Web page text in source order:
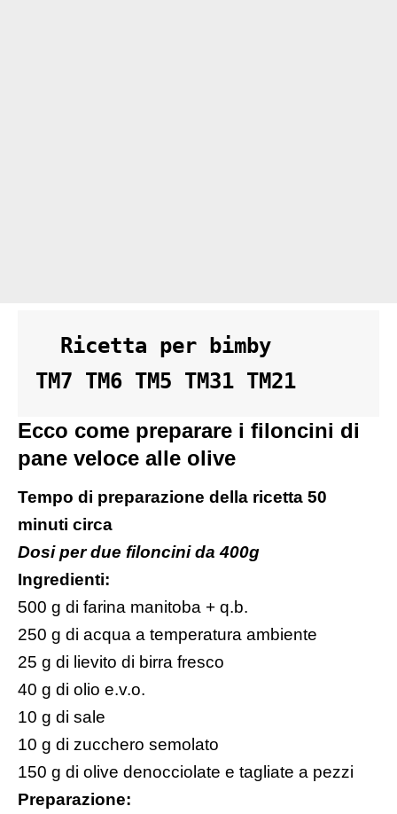
TM7 TM6 TM5 TM31 TM21
Ecco come preparare i filoncini di
pane veloce alle olive
Tempo di preparazione della ricetta 50
minuti circa
Dosi per due filoncini da 400g
Ingredienti:
500 g di farina manitoba + q.b.
250 g di acqua a temperatura ambiente
25 g di lievito di birra fresco
40 g di olio e.v.o.
10 g di sale
10 g di zucchero semolato
150 g di olive denocciolate e tagliate a pezzi
Preparazione: